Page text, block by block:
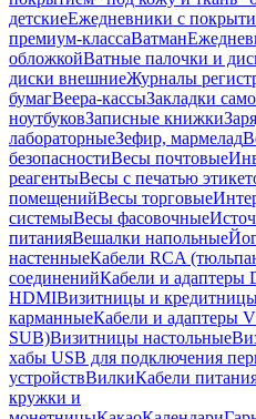
детскиеЕжедневники с
премиум-классаВатман
обложкойВатные палочки и
диски внешниеЖурналы
бумагВеера-кассыЗакладки
ноутбуковЗаписные книжки
лабораторныеЗефир, мармелад
безопасностиВесы почтовые
реагентыВесы с печатью
помещенийВесы торговые
системыВесы фасовочные
питанияВешалки напольные
настенныеКабели RCA
соединенийКабели и адаптеры
HDMIВизитницы и
карманныеКабели и адаптеры
SUB)Визитницы настольные
хабы USB для подключения
устройствВилкиКабели
кружки и